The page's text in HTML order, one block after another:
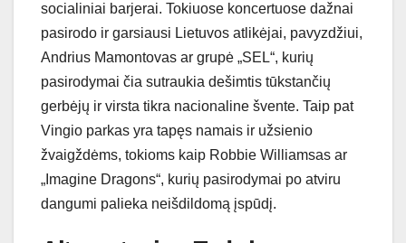
socialiniai barjerai. Tokiuose koncertuose dažnai
pasirodo ir garsiausi Lietuvos atlikėjai, pavyzdžiui,
Andrius Mamontovas ar grupė „SEL“, kurių
pasirodymai čia sutraukia dešimtis tūkstančių
gerbėjų ir virsta tikra nacionaline švente. Taip pat
Vingio parkas yra tapęs namais ir užsienio
žvaigždėms, tokioms kaip Robbie Williamsas ar
„Imagine Dragons“, kurių pasirodymai po atviru
dangumi palieka neišdildomą įspūdį.